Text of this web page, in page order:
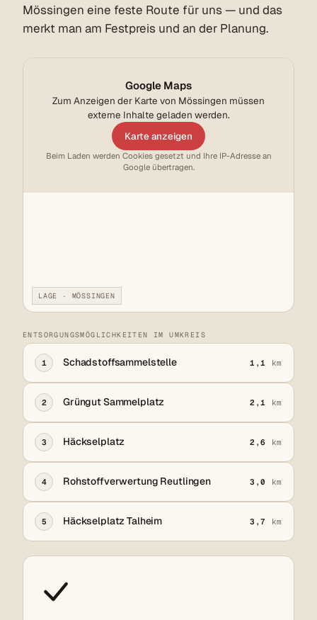
Mössingen eine feste Route für uns — und das
merkt man am Festpreis und an der Planung.
Google Maps
Zum Anzeigen der Karte von Mössingen müssen
externe Inhalte geladen werden.
Karte anzeigen
Beim Laden werden Cookies gesetzt und Ihre IP-Adresse an
Google übertragen.
LAGE · MÖSSINGEN
ENTSORGUNGSMÖGLICHKEITEN IM UMKREIS
1 Schadstoffsammelstelle 1,1 km
2 Grüngut Sammelplatz 2,1 km
3 Häckselplatz 2,6 km
4 Rohstoffverwertung Reutlingen 3,0 km
5 Häckselplatz Talheim 3,7 km